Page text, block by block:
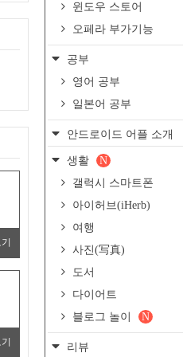
윈도우 스토어
오페라 부가기능
공부
영어 공부
일본어 공부
안드로이드 어플 소개
생활
N
갤럭시 스마트폰
아이허브(iHerb)
여행
사진(写真)
도서
다이어트
블로그 놀이
N
리뷰